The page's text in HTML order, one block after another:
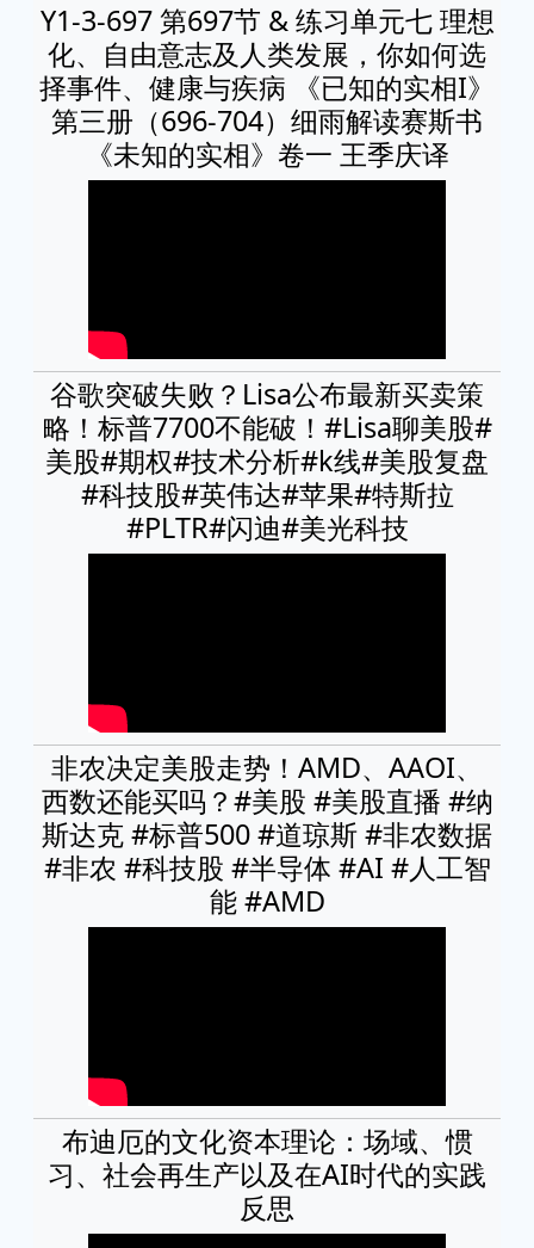
Y1-3-697 第697节 & 练习单元七 理想
化、自由意志及人类发展，你如何选
择事件、健康与疾病 《已知的实相I》
第三册（696-704）细雨解读赛斯书
《未知的实相》卷一 王季庆译
谷歌突破失败？Lisa公布最新买卖策
略！标普7700不能破！#Lisa聊美股#
美股#期权#技术分析#k线#美股复盘
#科技股#英伟达#苹果#特斯拉
#PLTR#闪迪#美光科技
非农决定美股走势！AMD、AAOI、
西数还能买吗？#美股 #美股直播 #纳
斯达克 #标普500 #道琼斯 #非农数据
#非农 #科技股 #半导体 #AI #人工智
能 #AMD
布迪厄的文化资本理论：场域、惯
习、社会再生产以及在AI时代的实践
反思